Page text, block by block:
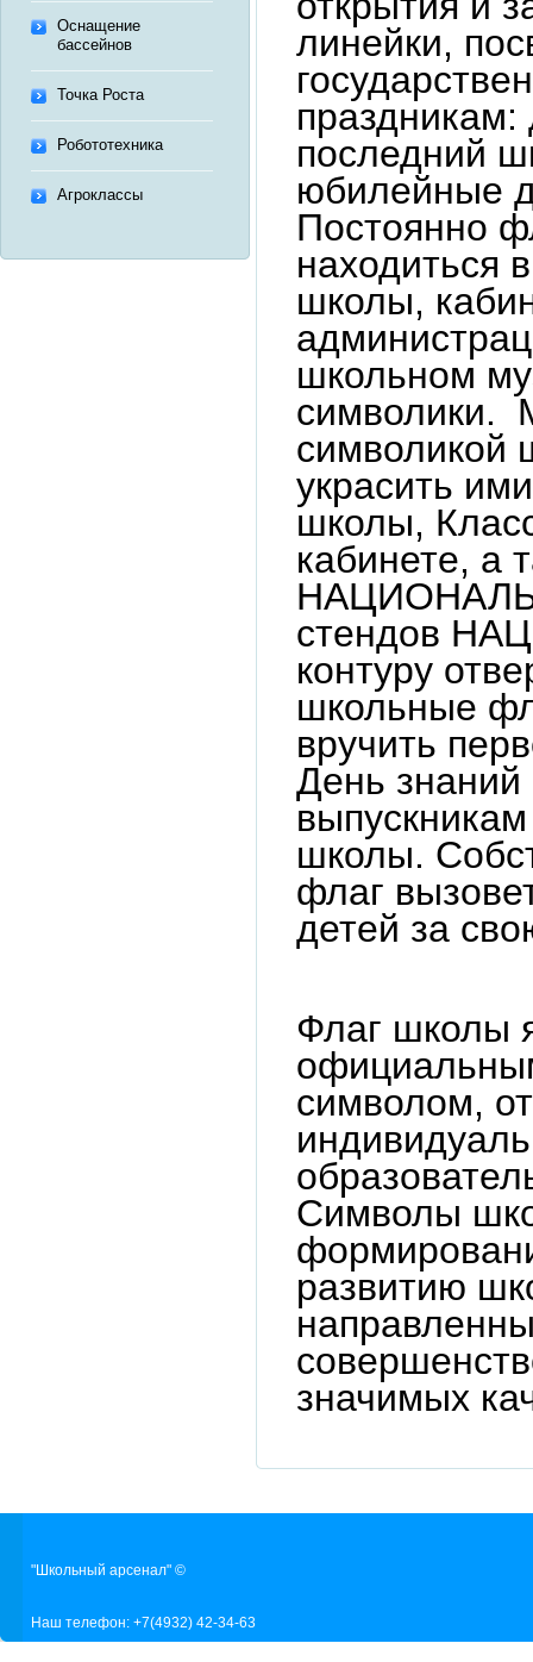
Оснащение
бассейнов
Точка Роста
Робототехника
Агроклассы
линейки,
праздникам:
последний
юбилейные
Постоянно
находиться
школы,
школьном
символики.
символикой
украсить
школы,
кабинете, а
НАЦИОНАЛЬ,
стендов
контуру
школьные
вручить
День знаний
школы.
флаг
детей за
Флаг школы
символом,
Символы
развитию
значимых
"Школьный арсенал" ©
Наш телефон: +7(4932) 42-34-63